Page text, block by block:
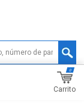
Carrito
0